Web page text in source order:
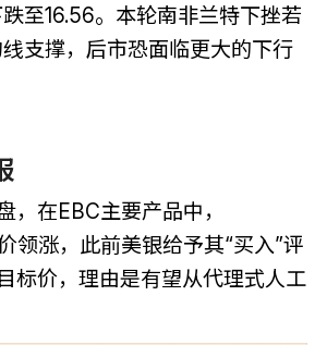
至16.56。本轮南非兰特下挫若
支撑，后市恐面临更大的下行
，在EBC主要产品中，
领涨，此前美银给予其“买入”评
标价，理由是有望从代理式人工